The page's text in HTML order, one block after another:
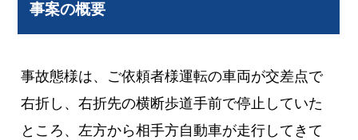
事案の概要
事故態様は、ご依頼者様運転の車両が交差点で
右折し、右折先の横断歩道手前で停止していた
ところ、左方から相手方自動車が走行してきて